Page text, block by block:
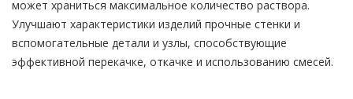
может храниться максимальное количество раствора.
Улучшают характеристики изделий прочные стенки и
вспомогательные детали и узлы, способствующие
эффективной перекачке, откачке и использованию смесей.